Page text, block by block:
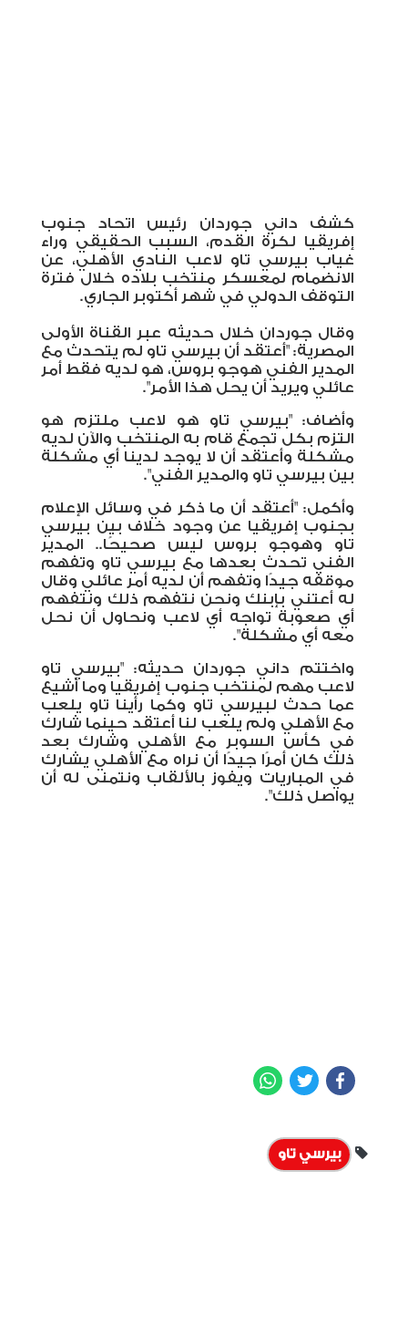
كشف داني جوردان رئيس اتحاد جنوب
إفريقيا لكرة القدم، السبب الحقيقي وراء
غياب بيرسي تاو لاعب النادي الأهلي، عن
الانضمام لمعسكر منتخب بلاده خلال فترة
التوقف الدولي في شهر أكتوبر الجاري.
وقال جوردان خلال حديثه عبر القناة الأولى
المصرية: "أعتقد أن بيرسي تاو لم يتحدث مع
المدير الفني هوجو بروس، هو لديه فقط أمر
عائلي ويريد أن يحل هذا الأمر".
وأضاف: "بيرسي تاو هو لاعب ملتزم هو
التزم بكل تجمع قام به المنتخب والآن لديه
مشكلة وأعتقد أن لا يوجد لدينا أي مشكلة
بين بيرسي تاو والمدير الفني".
وأكمل: "أعتقد أن ما ذكر في وسائل الإعلام
بجنوب إفريقيا عن وجود خلاف بين بيرسي
تاو وهوجو بروس ليس صحيحًا.. المدير
الفني تحدث بعدها مع بيرسي تاو وتفهم
موقفه جيدًا وتفهم أن لديه أمر عائلي وقال
له أعتني بإبنك ونحن نتفهم ذلك ونتفهم
أي صعوبة تواجه أي لاعب ونحاول أن نحل
معه أي مشكلة".
واختتم داني جوردان حديثه: "بيرسي تاو
لاعب مهم لمنتخب جنوب إفريقيا وما أشيع
عما حدث لبيرسي تاو وكما رأينا تاو يلعب
مع الأهلي ولم يلعب لنا أعتقد حينما شارك
في كأس السوبر مع الأهلي وشارك بعد
ذلك كان أمرًا جيدًا أن نراه مع الأهلي يشارك
في المباريات ويفوز بالألقاب ونتمنى له أن
يواصل ذلك".
Facebook
Twitter
بيرسي تاو